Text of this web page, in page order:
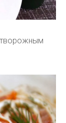
творожным